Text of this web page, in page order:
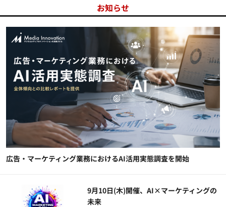
お知らせ
広告・マーケティング業務におけるAI活用実態調査を開始
9月10日(木)開催、AI×マーケティングの
未来